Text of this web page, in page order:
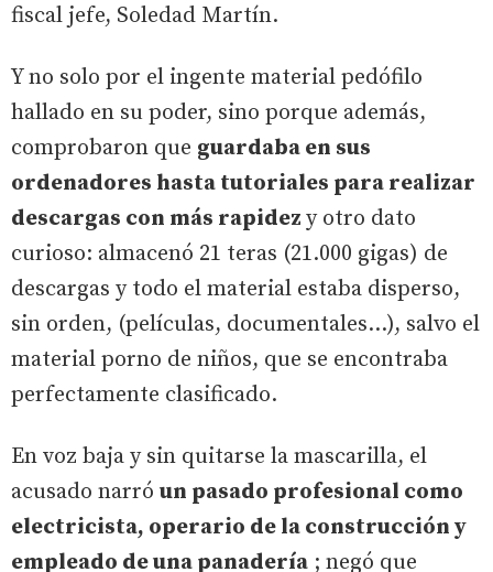
fiscal jefe, Soledad Martín.
Y no solo por el ingente material pedófilo
hallado en su poder, sino porque además,
comprobaron que guardaba en sus
ordenadores hasta tutoriales para realizar
descargas con más rapidez y otro dato
curioso: almacenó 21 teras (21.000 gigas) de
descargas y todo el material estaba disperso,
sin orden, (películas, documentales…), salvo el
material porno de niños, que se encontraba
perfectamente clasificado.
En voz baja y sin quitarse la mascarilla, el
acusado narró un pasado profesional como
electricista, operario de la construcción y
empleado de una panadería ; negó que